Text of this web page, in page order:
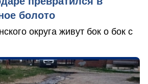
болото
округа живут бок о бок с